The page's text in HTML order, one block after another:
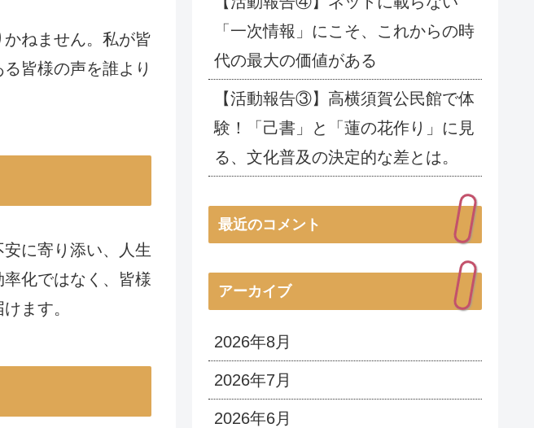
ねません。私が皆
皆様の声を誰より
に寄り添い、人生
化ではなく、皆様
ます。
「一次情報」にこそ、これからの時
代の最大の価値がある
【活動報告③】高横須賀公民館で体
験！「己書」と「蓮の花作り」に見
る、文化普及の決定的な差とは。
最近のコメント
アーカイブ
2026年8月
2026年7月
2026年6月